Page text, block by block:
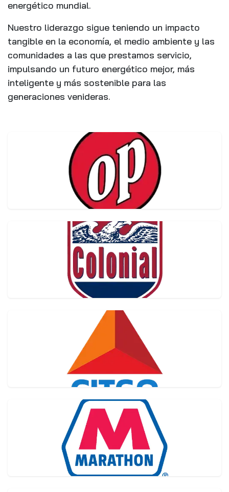
energético mundial.
Nuestro liderazgo sigue teniendo un impacto
tangible en la economía, el medio ambiente y las
comunidades a las que prestamos servicio,
impulsando un futuro energético mejor, más
inteligente y más sostenible para las
generaciones venideras.